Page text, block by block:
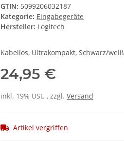
GTIN: 5099206032187
Kategorie: Eingabegeräte
Hersteller: Logitech
Kabellos, Ultrakompakt, Schwarz/weiß
24,95 €
inkl. 19% USt. , zzgl. Versand
Artikel vergriffen